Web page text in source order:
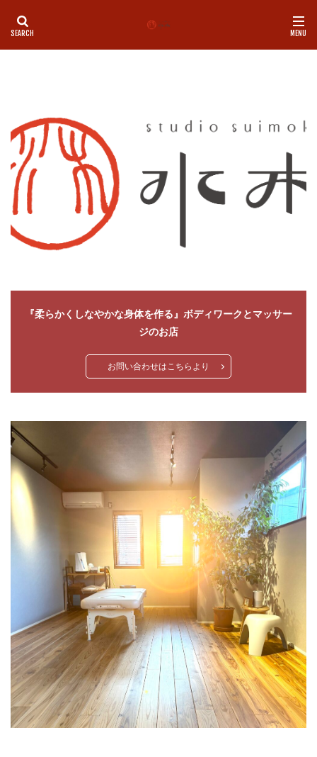
『柔らかくしなやかな身体を作る』ボディワークとマッサー
ジのお店
お問い合わせはこちらより
カテゴリー
LINE 理学療法士 師走 心 心地よい
想念
新しい物事をスムーズに
新月
基礎トレ 盛岡 神社 脳と腸
腰痛
自己紹介
自律神経 身体の使い方
食
Pilates
個人セッション